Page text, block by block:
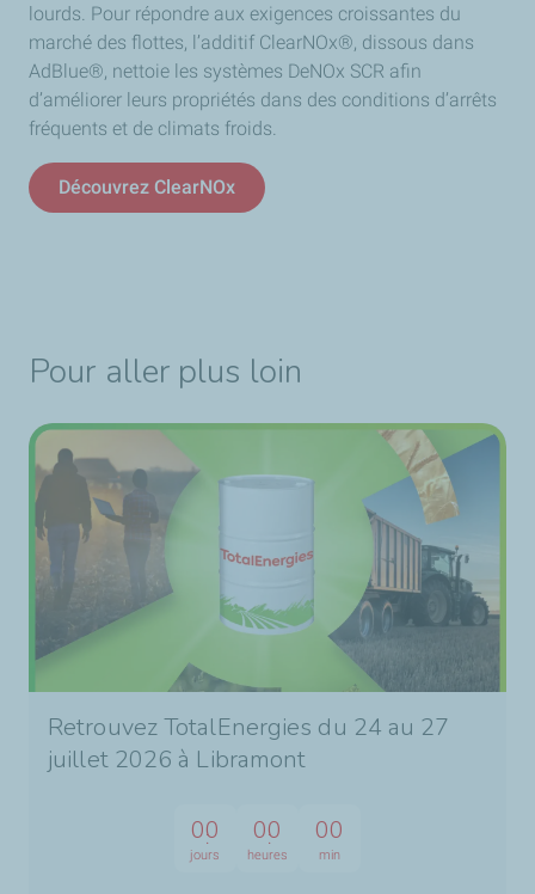
lourds. Pour répondre aux exigences croissantes du
marché des flottes, l’additif ClearNOx®, dissous dans
AdBlue®, nettoie les systèmes DeNOx SCR afin
d’améliorer leurs propriétés dans des conditions d’arrêts
fréquents et de climats froids.
Découvrez ClearNOx
Pour aller plus loin
Retrouvez TotalEnergies du 24 au 27
juillet 2026 à Libramont
00
jours
00
heures
00
min